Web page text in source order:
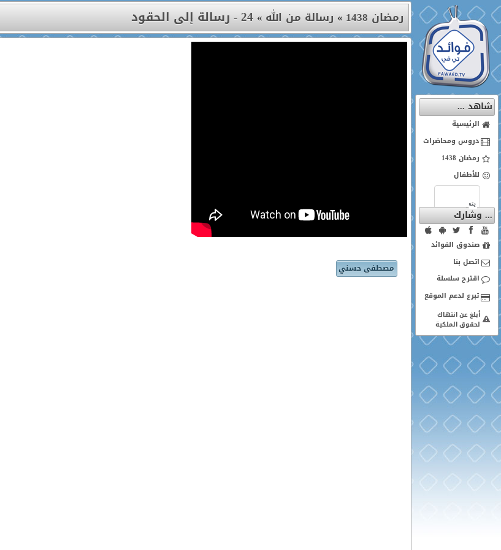
شاهد ...
الرئيسية
دروس ومحاضرات
رمضان 1438
للأطفال
... وشارك
صندوق الفوائد
اتصل بنا
اقترح سلسلة
أبلغ عن انتهاك
لحقوق الملكية
رمضان 1438 » رسالة من الله »24 - رسالة إلى الحقود
مصطفى حسني